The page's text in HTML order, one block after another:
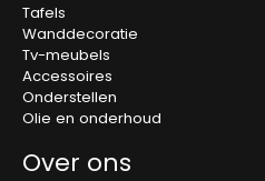
Tafels
Wanddecoratie
Tv-meubels
Accessoires
Onderstellen
Olie en onderhoud
Over ons